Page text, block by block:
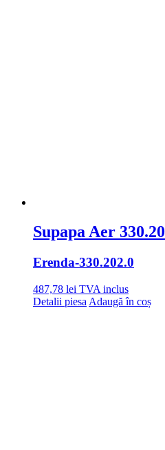
Supapa Aer
Erenda-330.202.0
487,78 lei TVA inclus
Detalii piesa Adaugă în coș